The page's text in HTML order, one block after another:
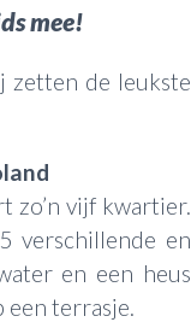
mee!
zetten de leukste
zo’n vijf kwartier.
verschillende en
en een heus
een terrasje.